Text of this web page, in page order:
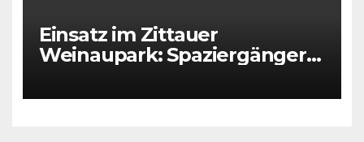
Einsatz im Zittauer
Weinaupark: Spaziergänger